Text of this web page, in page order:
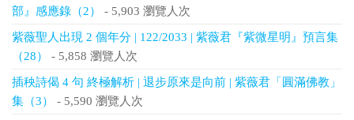
部』感應錄（2）
- 5,903 瀏覽人次
紫薇聖人出現 2 個年分 | 122/2033 | 紫薇君『紫微星明』預言集
（28）
- 5,858 瀏覽人次
插秧詩偈 4 句 終極解析 | 退步原來是向前 | 紫薇君「圓滿佛教」
集（3）
- 5,590 瀏覽人次